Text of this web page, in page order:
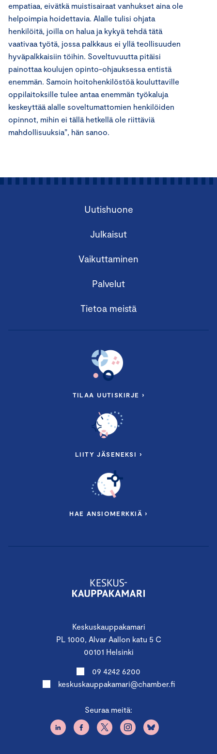
empatiaa, eivätkä muistisairaat vanhukset aina ole
helpoimpia hoidettavia. Alalle tulisi ohjata
henkilöitä, joilla on halua ja kykyä tehdä tätä
vaativaa työtä, jossa palkkaus ei yllä teollisuuden
hyväpalkkaisiin töihin. Soveltuvuutta pitäisi
painottaa koulujen opinto-ohjauksessa entistä
enemmän. Samoin hoitohenkilöstöä kouluttaville
oppilaitoksille tulee antaa enemmän työkaluja
keskeyttää alalle soveltumattomien henkilöiden
opinnot, mihin ei tällä hetkellä ole riittäviä
mahdollisuuksia”, hän sanoo.
Keskuskauppakamari
PL 1000, Alvar Aallon katu 5 C
00101 Helsinki
09 4242 6200
keskuskauppakamari@chamber.fi
Seuraa meitä:
Uutishuone
Julkaisut
Vaikuttaminen
Palvelut
Tietoa meistä
TILAA UUTISKIRJE ›
LIITY JÄSENEKSI ›
HAE ANSIOMERKKIÄ ›